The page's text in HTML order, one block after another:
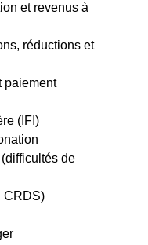
et revenus à
réductions et
paiement
(IFI)
de
CRDS)